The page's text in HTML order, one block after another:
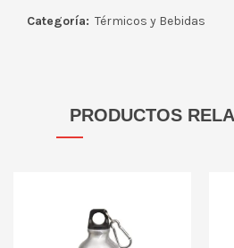
Categoría: Térmicos y Bebidas
PRODUCTOS